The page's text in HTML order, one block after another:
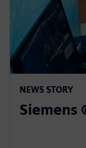
NEWS STORY
Siemens